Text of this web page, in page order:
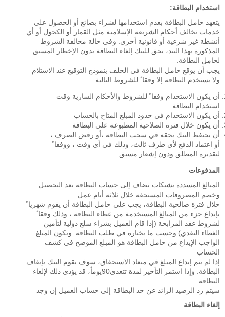
استخدام البطاقة:
يتعهد حامل البطاقة بعدم استخدامها لشراء بضائع أو الحصول على
خدمات تخالف أحكام الشريعة الإسلامية مثل القمار أو الكحول أو أي
أنشطة غير شرعية أو قانونية أخرى. وفي حالة مخالفة الشروط
المذكورة بهذا البند، يحق للبنك إلغاء البطاقة بدون الإخطار المسبق
لحامل البطاقة.
يجب أن يوقع حامل البطاقة في الخلف بنموذج التوقيع عند الاستلام
ولا يستخدم البطاقة إلا وفقا ً للشروط التالية
أن يكون الاستخدام وفقا ً للشروط والأحكام السارية وقت
استخدام البطاقة
أن يكون الاستخدام في حدود المبلغ المتاح بالحساب
أن يكون خلال فترة الصلاحية المطبوعة على البطاقة
أن يحتفظ البنك بحقه في سحب البطاقة ،أو رفض الصرف ،
أو اعتماد الدفع لأي طرف ثالث، وذلك في أي وقت ، ووفقا ً
لتقديره المطلق ودون إشعار مسبق
المدفوعات
المبالغ المسددة بشيكات تضاف إلى حساب البطاقة بعد التحصيل
وخصم المصروفات المستحقة خلال ثلاثة أيام عمل
خلال فترة صالحية البطاقة، يجب على حامل البطاقة أن يقوم شهريا ً
بإيداع جزء من المبالغ المستخدمة من غطاء البطاقة ، وذلك وفقا ً
لشروط عقد المرابحة (إذا قام العميل بشراء سلع دولية لتأمين
الغطاء النقدي) وحسب ما يختاره في طلب البطاقة. ويكون المبلغ
الواجب الإيداع من حامل البطاقة هو المبلغ الموضح في كشف
الحساب
إذا لم يتم إيداع المبلغ في ميعاد الاستحقاق، سوف يقوم البنك بإيقاف
البطاقة. وإذا استمر التأخير لمدة تتعدى90يوماً، قد يؤدي ذلك لإلغاء
البطاقة
سيتم رد الرصيد الزائد عن حد البطاقة إلى حساب العميل إن وجد
إلغاء البطاقة